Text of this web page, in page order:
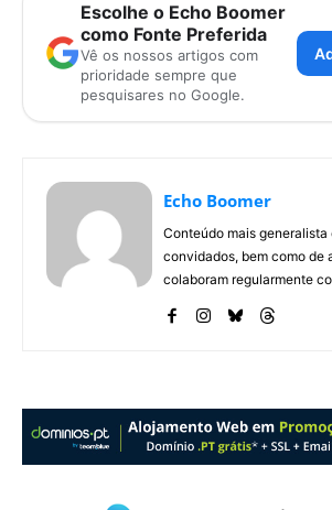
Escolhe o Echo Boomer
como Fonte Preferida
Vê os nossos artigos com
prioridade sempre que
pesquisares no Google.
Echo Boomer
Conteúdo mais generalista
convidados, bem como de
colaboram regularmente